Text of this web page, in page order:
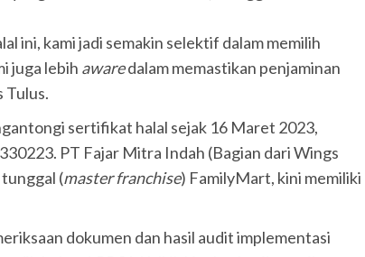
ini, kami jadi semakin selektif dalam memilih
juga lebih awaredalam memastikan penjaminan
Tulus.
sertifikat halal sejak 16 Maret 2023,
PT Fajar Mitra Indah (Bagian dari Wings
(master franchise) FamilyMart, kini memiliki
dokumen dan hasil audit implementasi